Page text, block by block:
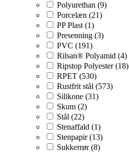
Polyurethan (9)
Porcelæn (21)
PP Plast (1)
Presenning (3)
PVC (191)
Rilsan® Polyamid (4)
Ripstop Polyester (18)
RPET (530)
Rustfrit stål (573)
Silikone (31)
Skum (2)
Stål (22)
Stenaffald (1)
Stenpapir (13)
Sukkerrør (8)